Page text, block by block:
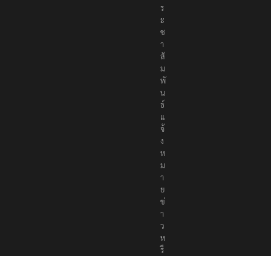
ร
ะ
ช
า
สั
ม
พั
น
ธ์
แ
จ้
ง
ห
ม
า
ย
ข่
า
ว
ห
รื